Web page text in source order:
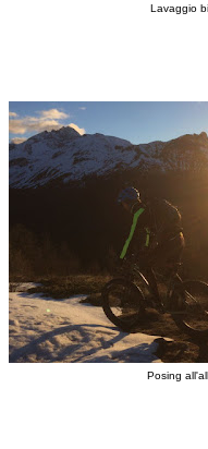
Lavaggio
Posing